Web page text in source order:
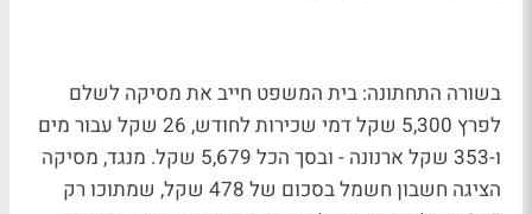
בשורה התחתונה: בית המשפט חייב את מסיקה לשלם
לפרץ 5,300 שקל דמי שכירות לחודש, 26 שקל עבור מים
ו-353 שקל ארנונה - ובסך הכל 5,679 שקל. מנגד, מסיקה
הציגה חשבון חשמל בסכום של 478 שקל, שמתוכו רק